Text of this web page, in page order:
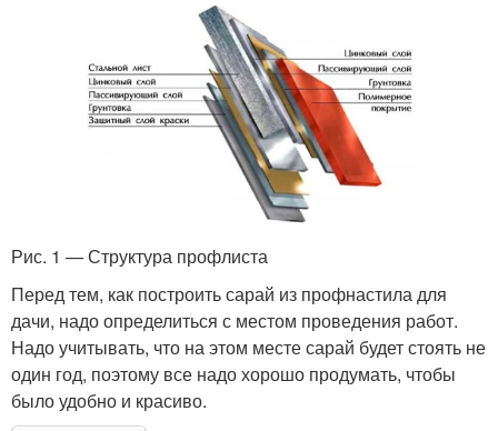
Рис. 1 — Структура профлиста
Перед тем, как построить сарай из профнастила для
дачи, надо определиться с местом проведения работ.
Надо учитывать, что на этом месте сарай будет стоять не
один год, поэтому все надо хорошо продумать, чтобы
было удобно и красиво.